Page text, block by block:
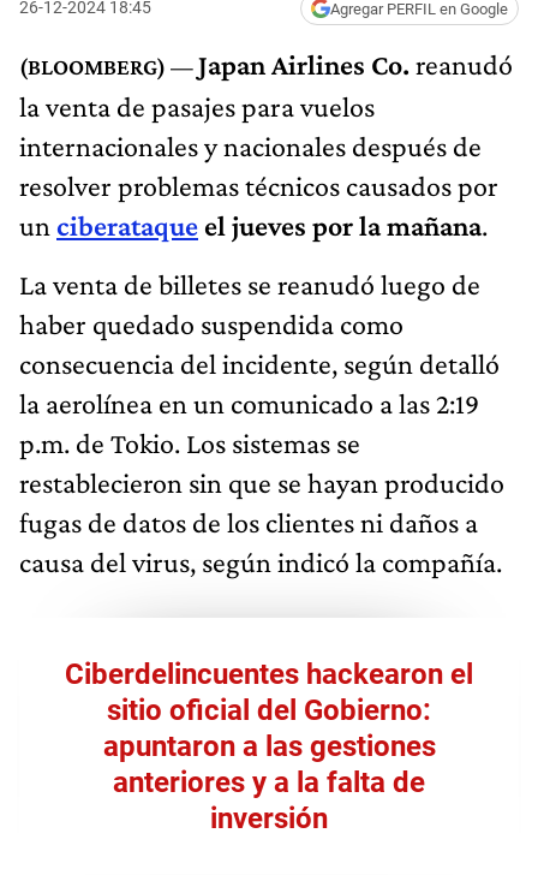
26-12-2024 18:45 Agregar PERFIL en Google
Japan Airlines Co. reanudó
la venta de pasajes para vuelos
internacionales y nacionales después de
resolver problemas técnicos causados por
un ciberataque el jueves por la mañana.
La venta de billetes se reanudó luego de
haber quedado suspendida como
consecuencia del incidente, según detalló
la aerolínea en un comunicado a las 2:19
p.m. de Tokio. Los sistemas se
restablecieron sin que se hayan producido
fugas de datos de los clientes ni daños a
causa del virus, según indicó la compañía.
Ciberdelincuentes hackearon el
sitio oficial del Gobierno:
apuntaron a las gestiones
anteriores y a la falta de
inversión